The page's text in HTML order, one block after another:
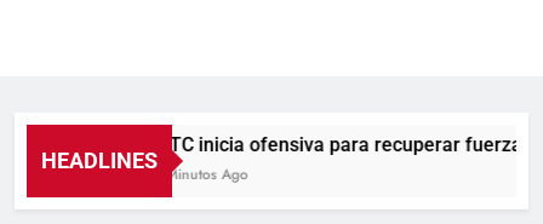
HEADLINES
UNTC inicia ofensiva para recuperar fuerza
23 Minutos Ago